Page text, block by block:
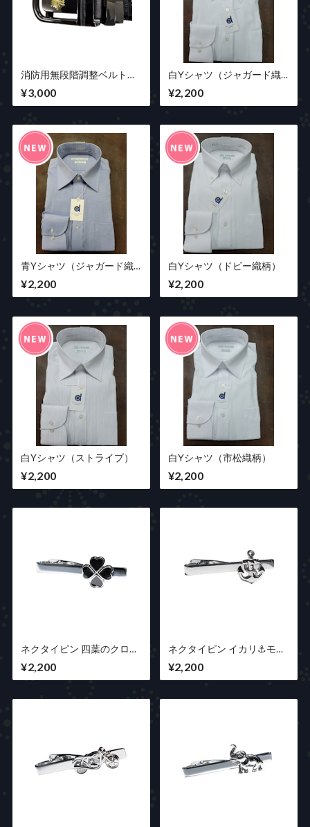
消防用無段階調整ベルト
¥3,000
白Yシャツ（ジャガード織
¥2,200
青Yシャツ（ジャガード織
¥2,200
白Yシャツ（ドビー織柄）
¥2,200
白Yシャツ（ストライプ）
¥2,200
白Yシャツ（市松織柄）
¥2,200
ネクタイピン 四葉のクロー
¥2,200
ネクタイピン イカリ⚓モチ
¥2,200